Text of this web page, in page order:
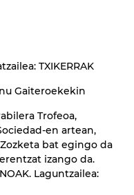
TXIKERRAK
Gaiteroekekin
Trofeoa,
en artean,
bat egingo da
izango da.
Laguntzailea: